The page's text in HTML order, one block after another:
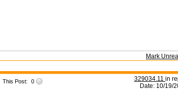
Mark
This Post: 0 329034.11 in
Date: 10/19/